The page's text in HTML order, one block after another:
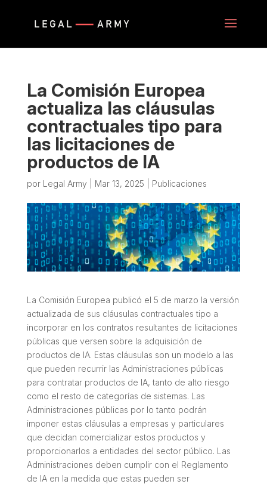
La Comisión Europea
actualiza las cláusulas
contractuales tipo para
las licitaciones de
productos de IA
por Legal Army Mar 13, 2025 Publicaciones
La Comisión Europea publicó el 5 de marzo la versión
actualizada de sus cláusulas contractuales tipo a
incorporar en los contratos resultantes de licitaciones
públicas que versen sobre la adquisición de
productos de IA. Estas cláusulas son un modelo a las
que pueden recurrir las Administraciones públicas
para contratar productos de IA, tanto de alto riesgo
como el resto de categorías de sistemas. Las
Administraciones públicas por lo tanto podrán
imponer estas cláusulas a empresas y particulares
que decidan comercializar estos productos y
proporcionarlos a entidades del sector público. Las
Administraciones deben cumplir con el Reglamento
de IA en la medida que estas pueden ser